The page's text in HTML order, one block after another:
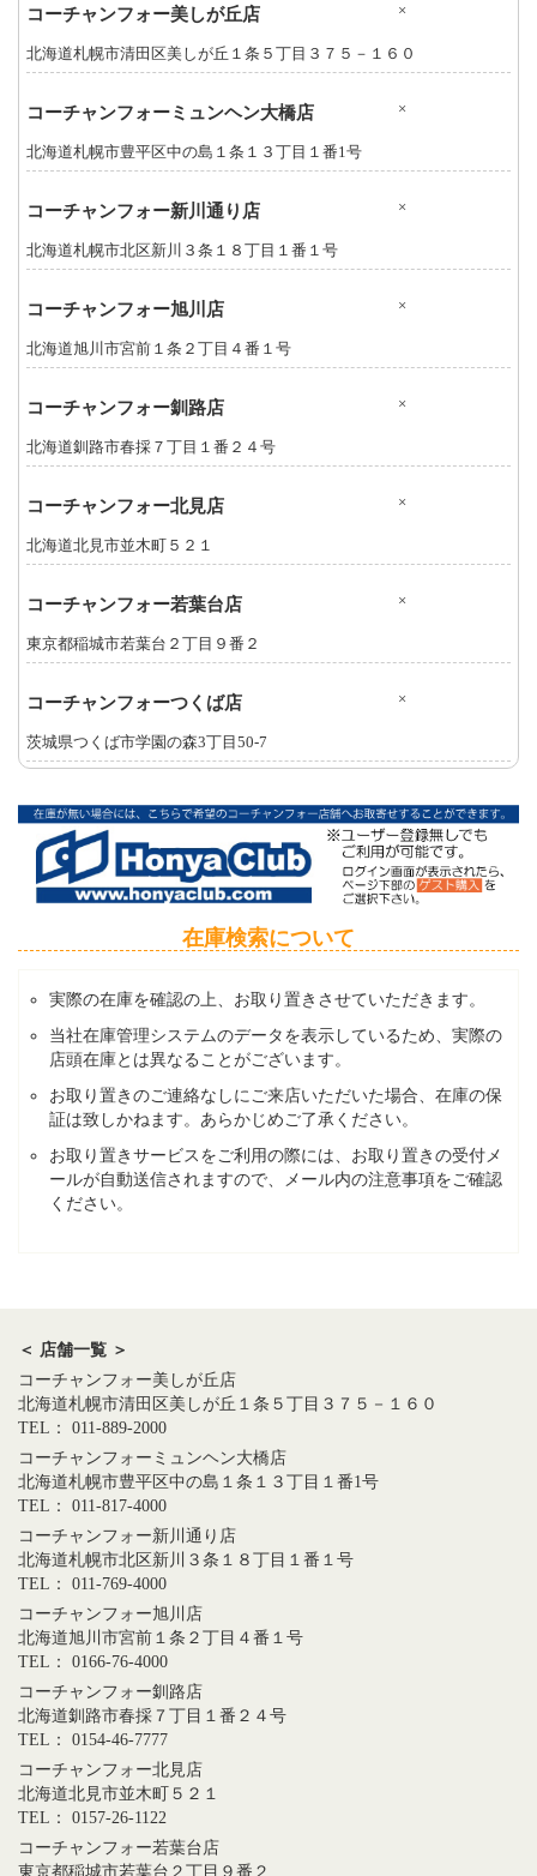
コーチャンフォー美しが丘店 ×
北海道札幌市清田区美しが丘１条５丁目３７５－１６０
コーチャンフォーミュンヘン大橋店 ×
北海道札幌市豊平区中の島１条１３丁目１番1号
コーチャンフォー新川通り店 ×
北海道札幌市北区新川３条１８丁目１番１号
コーチャンフォー旭川店 ×
北海道旭川市宮前１条２丁目４番１号
コーチャンフォー釧路店 ×
北海道釧路市春採７丁目１番２４号
コーチャンフォー北見店 ×
北海道北見市並木町５２１
コーチャンフォー若葉台店 ×
東京都稲城市若葉台２丁目９番２
コーチャンフォーつくば店 ×
茨城県つくば市学園の森3丁目50-7
在庫検索について
実際の在庫を確認の上、お取り置きさせていただきます。
当社在庫管理システムのデータを表示しているため、実際の
店頭在庫とは異なることがございます。
お取り置きのご連絡なしにご来店いただいた場合、在庫の保
証は致しかねます。あらかじめご了承ください。
お取り置きサービスをご利用の際には、お取り置きの受付メ
ールが自動送信されますので、メール内の注意事項をご確認
ください。
＜ 店舗一覧 ＞
コーチャンフォー美しが丘店
北海道札幌市清田区美しが丘１条５丁目３７５－１６０
TEL： 011-889-2000
コーチャンフォーミュンヘン大橋店
北海道札幌市豊平区中の島１条１３丁目１番1号
TEL： 011-817-4000
コーチャンフォー新川通り店
北海道札幌市北区新川３条１８丁目１番１号
TEL： 011-769-4000
コーチャンフォー旭川店
北海道旭川市宮前１条２丁目４番１号
TEL： 0166-76-4000
コーチャンフォー釧路店
北海道釧路市春採７丁目１番２４号
TEL： 0154-46-7777
コーチャンフォー北見店
北海道北見市並木町５２１
TEL： 0157-26-1122
コーチャンフォー若葉台店
東京都稲城市若葉台２丁目９番２